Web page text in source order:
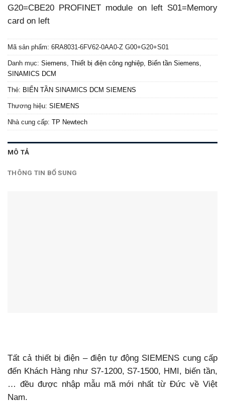
G20=CBE20 PROFINET module on left S01=Memory
card on left
Mã sản phẩm: 6RA8031-6FV62-0AA0-Z G00+G20+S01
Danh mục: Siemens Thiết bị điện công nghiệp Biến tần Siemens
SINAMICS DCM
Thẻ: BIẾN TẦN SINAMICS DCM SIEMENS
Thương hiệu: SIEMENS
Nhà cung cấp: TP Newtech
MÔ TẢ
THÔNG TIN BỔ SUNG
Tất cả thiết bị điện – điện tự động SIEMENS cung cấp
đến Khách Hàng như S7-1200, S7-1500, HMI, biến tần,
… đều được nhập mẫu mã mới nhất từ Đức về Việt
Nam.